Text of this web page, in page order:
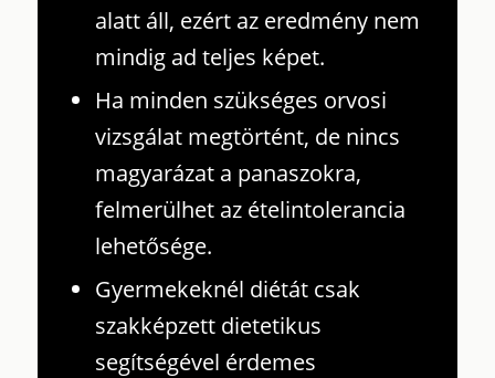
alatt áll, ezért az eredmény nem
mindig ad teljes képet.
Ha minden szükséges orvosi
vizsgálat megtörtént, de nincs
magyarázat a panaszokra,
felmerülhet az ételintolerancia
lehetősége.
Gyermekeknél diétát csak
szakképzett dietetikus
segítségével érdemes